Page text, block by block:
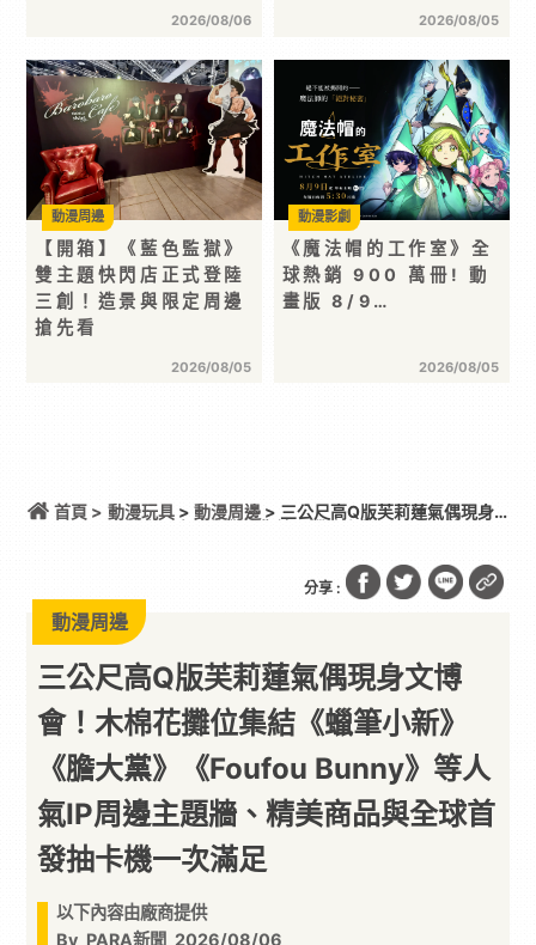
2026/08/06 2026/08/05
【開箱】《藍色監獄》
雙主題快閃店正式登陸
三創！造景與限定周邊
搶先看
2026/08/05
動漫周邊
《魔法帽的工作室》全
球熱銷 900 萬冊! 動
畫版 8/9…
2026/08/05
動漫影劇
首頁 > 動漫玩具> 動漫周邊> 三公尺高Q版芙莉蓮氣偶現身
分享 :
動漫周邊
三公尺高Q版芙莉蓮氣偶現身文博
會！木棉花攤位集結《蠟筆小新》
《膽大黨》《Foufou Bunny》等人
氣IP周邊主題牆、精美商品與全球首
發抽卡機一次滿足
以下內容由廠商提供
By PARA新聞 2026/08/06